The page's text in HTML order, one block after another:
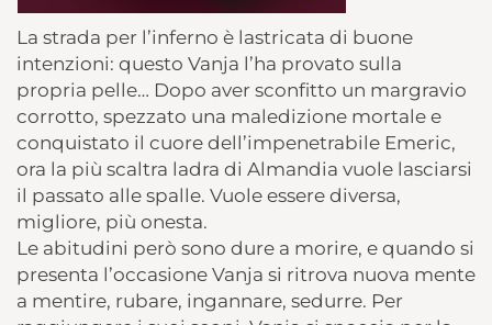
La strada per l’inferno è lastricata di buone
intenzioni: questo Vanja l’ha provato sulla
propria pelle… Dopo aver sconfitto un margravio
corrotto, spezzato una maledizione mortale e
conquistato il cuore dell’impenetrabile Emeric,
ora la più scaltra ladra di Almandia vuole lasciarsi
il passato alle spalle. Vuole essere diversa,
migliore, più onesta.
Le abitudini però sono dure a morire, e quando si
presenta l’occasione Vanja si ritrova nuova mente
a mentire, rubare, ingannare, sedurre. Per